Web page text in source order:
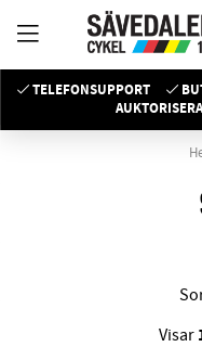
TELEFONSUPPORT
Visar